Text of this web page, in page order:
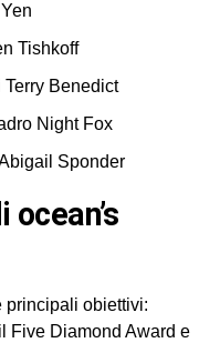
Tishkoff
Benedict
Night Fox
Sponder
principali obiettivi:
Five Diamond Award e